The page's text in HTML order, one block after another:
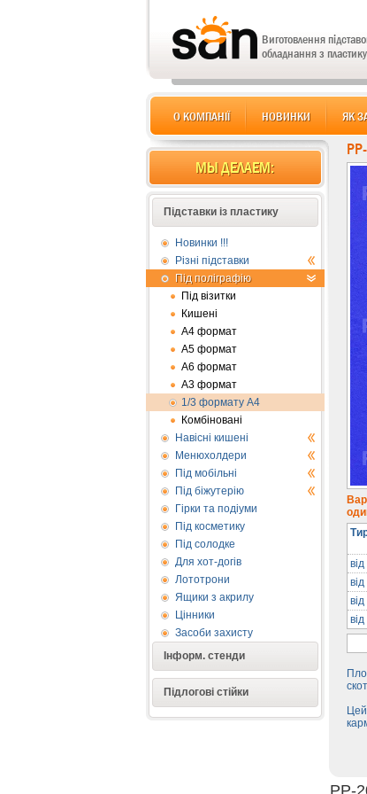
Виготовлення
обладнання з пластику
О КОМПАНІЇ НОВИНКИ ЯК
МЫ ДЕЛАЕМ:
Підставки із пластику
Новинки !!!
Різні підставки
Під поліграфію
Під візитки
Кишені
А4 формат
А5 формат
А6 формат
А3 формат
1/3 формату А4
Комбіновані
Навісні кишені
Менюхолдери
Під мобільні
Під біжутерію
Гірки та подіуми
Під косметику
Під солодке
Для хот-догів
Лототрони
Ящики з акрилу
Цінники
Засоби захисту
Інформ. стенди
Підлогові стійки
PP-